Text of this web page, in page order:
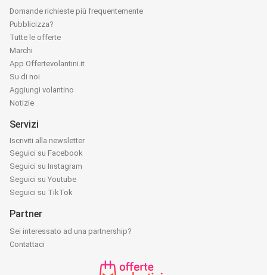
Domande richieste più frequentemente
Pubblicizza?
Tutte le offerte
Marchi
App Offertevolantini.it
Su di noi
Aggiungi volantino
Notizie
Servizi
Iscriviti alla newsletter
Seguici su Facebook
Seguici su Instagram
Seguici su Youtube
Seguici su TikTok
Partner
Sei interessato ad una partnership?
Contattaci